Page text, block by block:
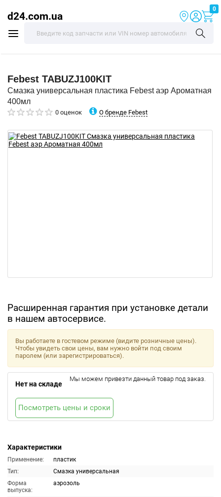
d24.com.ua
0
Febest TABUZJ100KIT
Смазка универсальная пластика Febest аэр Ароматная
400мл
0 оценок О бренде Febest
Расширенная гарантия при установке детали
в нашем автосервисе.
Характеристики
Применение:
пластик
Тип:
Смазка универсальная
Форма
выпуска:
аэрозоль
Вы работаете в гостевом режиме (видите розничные цены).
Чтобы увидеть свои цены, вам нужно войти под своим
паролем (или зарегистрироваться).
Нет на складе
Мы можем привезти данный товар под заказ.
Посмотреть цены и сроки